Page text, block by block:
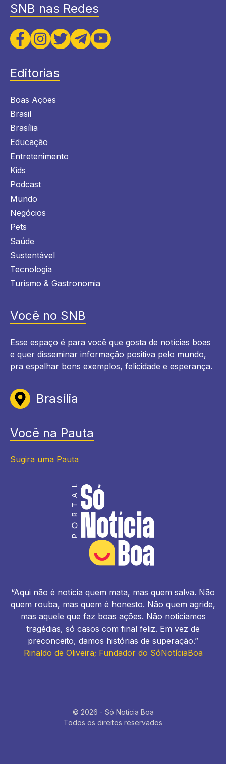
SNB nas Redes
Editorias
Boas Ações
Brasil
Brasília
Educação
Entretenimento
Kids
Podcast
Mundo
Negócios
Pets
Saúde
Sustentável
Tecnologia
Turismo & Gastronomia
Você no SNB
Esse espaço é para você que gosta de notícias boas
e quer disseminar informação positiva pelo mundo,
pra espalhar bons exemplos, felicidade e esperança.
Brasília
Você na Pauta
Sugira uma Pauta
“Aqui não é notícia quem mata, mas quem salva. Não
quem rouba, mas quem é honesto. Não quem agride,
mas aquele que faz boas ações. Não noticiamos
tragédias, só casos com final feliz. Em vez de
preconceito, damos histórias de superação.”
Rinaldo de Oliveira; Fundador do SóNotíciaBoa
© 2026 - Só Notícia Boa
Todos os direitos reservados